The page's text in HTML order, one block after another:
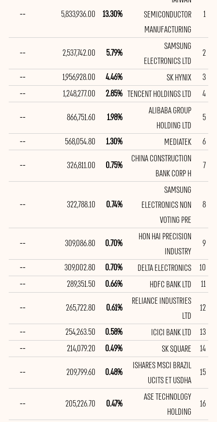
1
SEMICONDUCTOR
MANUFACTURING
13.30%
5,833,936.00
--
2
SAMSUNG
ELECTRONICS LTD
5.79%
2,537,742.00
--
3
SK HYNIX
4.46%
1,956,928.00
--
4
TENCENT HOLDINGS LTD
2.85%
1,248,277.00
--
5
ALIBABA GROUP
HOLDING LTD
1.98%
866,751.60
--
6
MEDIATEK
1.30%
568,054.80
--
7
CHINA CONSTRUCTION
BANK CORP H
0.75%
326,811.00
--
8
SAMSUNG
ELECTRONICS NON
VOTING PRE
0.74%
322,788.10
--
9
HON HAI PRECISION
INDUSTRY
0.70%
309,086.80
--
10
DELTA ELECTRONICS
0.70%
309,002.80
--
11
HDFC BANK LTD
0.66%
289,351.50
--
12
RELIANCE INDUSTRIES
LTD
0.61%
265,722.80
--
13
ICICI BANK LTD
0.58%
254,263.50
--
14
SK SQUARE
0.49%
214,079.20
--
15
ISHARES MSCI BRAZIL
UCITS ET USDHA
0.48%
209,799.60
--
16
ASE TECHNOLOGY
HOLDING
0.47%
205,226.70
--